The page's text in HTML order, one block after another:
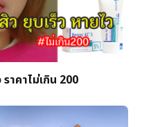
าคาไม่เกิน 200